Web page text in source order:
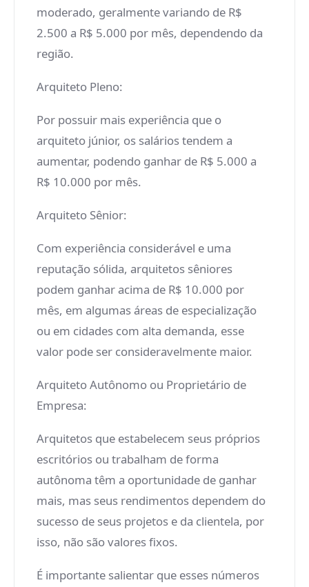
moderado, geralmente variando de R$
2.500 a R$ 5.000 por mês, dependendo da
região.
Arquiteto Pleno:
Por possuir mais experiência que o
arquiteto júnior, os salários tendem a
aumentar, podendo ganhar de R$ 5.000 a
R$ 10.000 por mês.
Arquiteto Sênior:
Com experiência considerável e uma
reputação sólida, arquitetos sêniores
podem ganhar acima de R$ 10.000 por
mês, em algumas áreas de especialização
ou em cidades com alta demanda, esse
valor pode ser consideravelmente maior.
Arquiteto Autônomo ou Proprietário de
Empresa:
Arquitetos que estabelecem seus próprios
escritórios ou trabalham de forma
autônoma têm a oportunidade de ganhar
mais, mas seus rendimentos dependem do
sucesso de seus projetos e da clientela, por
isso, não são valores fixos.
É importante salientar que esses números